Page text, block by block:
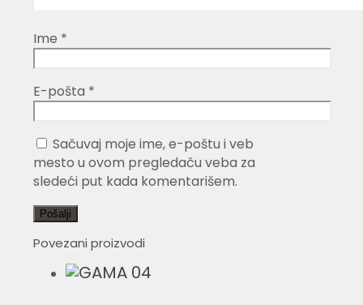
Ime *
E-pošta *
Sačuvaj moje ime, e-poštu i veb
mesto u ovom pregledaču veba za
sledeći put kada komentarišem.
Povezani proizvodi